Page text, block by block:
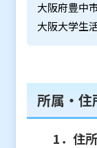
大阪府豊中
大阪大学生
所属・住
1．住